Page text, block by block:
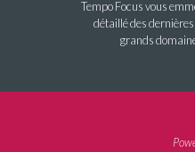
Tempo Focus vous
détaillé des
grands